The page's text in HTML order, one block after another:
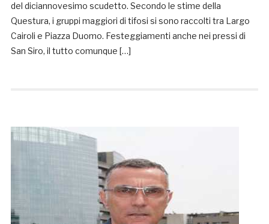
del diciannovesimo scudetto. Secondo le stime della
Questura, i gruppi maggiori di tifosi si sono raccolti tra Largo
Cairoli e Piazza Duomo. Festeggiamenti anche nei pressi di
San Siro, il tutto comunque […]